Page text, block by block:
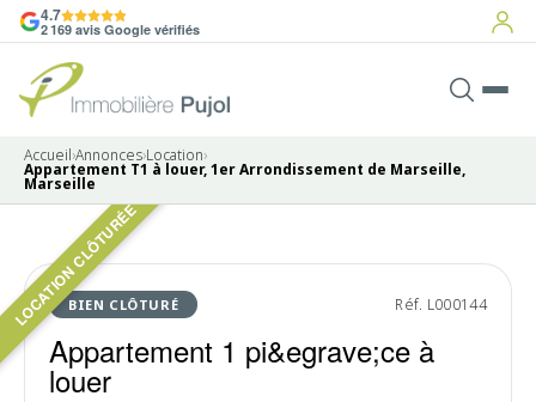
4.7
2 169 avis Google vérifiés
Accueil›Annonces›Location›
Appartement T1 à louer, 1er Arrondissement de Marseille,
Marseille
LOCATION CLÔTURÉE
BIEN CLÔTURÉ Réf. L000144
Appartement 1 pi&egrave;ce à
louer
Pas de photo disponible
LOUÉ